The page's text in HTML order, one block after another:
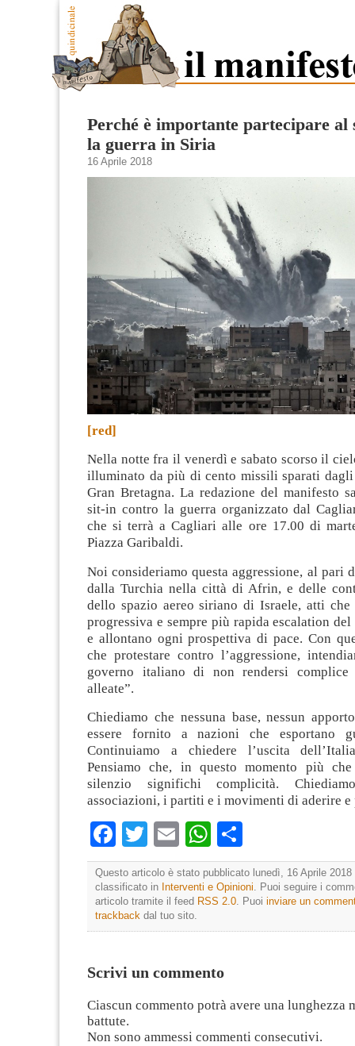
Perché è importante partecipare
la guerra in Siria
16 Aprile 2018
[red]
Nella notte fra il venerdì e sabato scorso il
illuminato da più di cento missili sparati dagli
Gran Bretagna. La redazione del manifesto
sit-in contro la guerra organizzato dal
che si terrà a Cagliari alle ore 17.00 di
Piazza Garibaldi.
Noi consideriamo questa aggressione, al pari
dalla Turchia nella città di Afrin, e delle
dello spazio aereo siriano di Israele, atti che
progressiva e sempre più rapida escalation
e allontano ogni prospettiva di pace. Con
che protestare contro l’aggressione,
governo italiano di non rendersi complice
alleate”.
Chiediamo che nessuna base, nessun
essere fornito a nazioni che esportano
Continuiamo a chiedere l’uscita
Pensiamo che, in questo momento più
silenzio significhi complicità.
associazioni, i partiti e i movimenti di aderire e
Facebook
TwitterEmailWhatsApp
Questo articolo è stato pubblicato lunedì, 16 Aprile 2018
classificato in Interventi e Opinioni. Puoi seguire i
articolo tramite il feed RSS 2.0. Puoi inviare un
trackback dal tuo sito.
Scrivi un commento
Ciascun commento potrà avere una lunghezza
battute.
Non sono ammessi commenti consecutivi.